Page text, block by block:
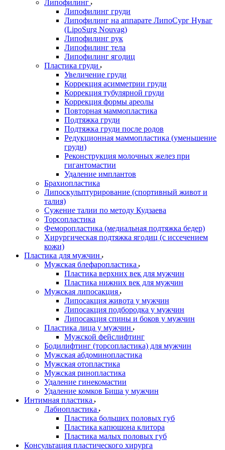
Липофилинг
Липофилинг груди
Липофилинг на аппарате ЛипоСург Нуваг
(LipoSurg Nouvag)
Липофилинг рук
Липофилинг тела
Липофилинг ягодиц
Пластика груди
Увеличение груди
Коррекция асимметрии груди
Коррекция тубулярной груди
Коррекция формы ареолы
Повторная маммопластика
Подтяжка груди
Подтяжка груди после родов
Редукционная маммопластика (уменьшение
груди)
Реконструкция молочных желез при
гигантомастии
Удаление имплантов
Брахиопластика
Липоскульптурирование (спортивный живот и
талия)
Сужение талии по методу Кудзаева
Торсопластика
Феморопластика (медиальная подтяжка бедер)
Хирургическая подтяжка ягодиц (с иссечением
кожи)
Пластика для мужчин
Мужская блефаропластика
Пластика верхних век для мужчин
Пластика нижних век для мужчин
Мужская липосакция
Липосакция живота у мужчин
Липосакция подбородка у мужчин
Липосакция спины и боков у мужчин
Пластика лица у мужчин
Мужской фейслифтинг
Бодилифтинг (торсопластика) для мужчин
Мужская абдоминопластика
Мужская отопластика
Мужская ринопластика
Удаление гинекомастии
Удаление комков Биша у мужчин
Интимная пластика
Лабиопластика
Пластика больших половых губ
Пластика капюшона клитора
Пластика малых половых губ
Консультация пластического хирурга